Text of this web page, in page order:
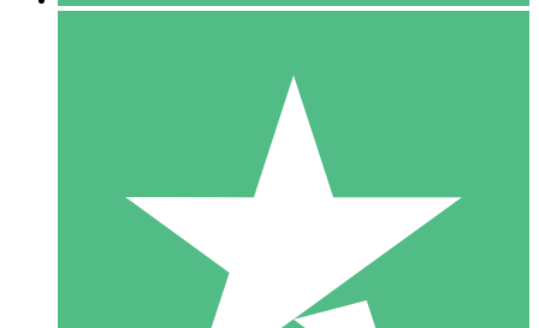
10 Downloads
20 00